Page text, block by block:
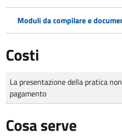
Moduli da compilare e
Costi
Tipo di pagamento
Importo
La presentazione della pratica
pagamento
Cosa serve